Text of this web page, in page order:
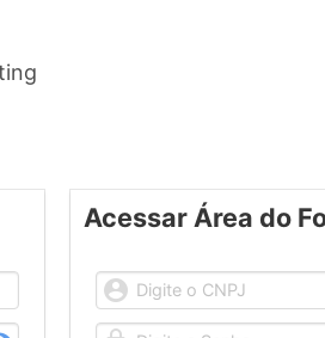
Acessar Área do